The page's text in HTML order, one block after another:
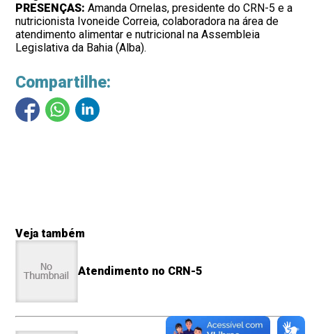
PRESENÇAS: Amanda Ornelas, presidente do CRN-5 e a
nutricionista Ivoneide Correia, colaboradora na área de
atendimento alimentar e nutricional na Assembleia
Legislativa da Bahia (Alba).
Compartilhe:
Veja também
Atendimento no CRN-5